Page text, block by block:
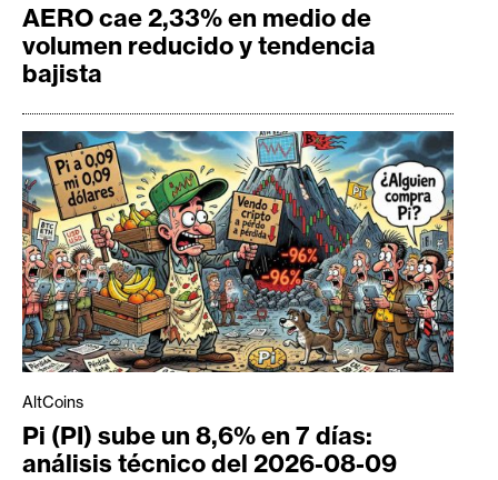
AERO cae 2,33% en medio de
volumen reducido y tendencia
bajista
AltCoins
Pi (PI) sube un 8,6% en 7 días:
análisis técnico del 2026-08-09